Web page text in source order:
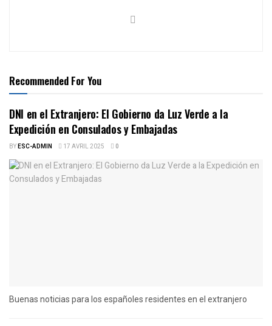
Recommended For You
DNI en el Extranjero: El Gobierno da Luz Verde a la
Expedición en Consulados y Embajadas
BYESC-ADMIN 17 AVRIL 2025 0
Buenas noticias para los españoles residentes en el extranjero